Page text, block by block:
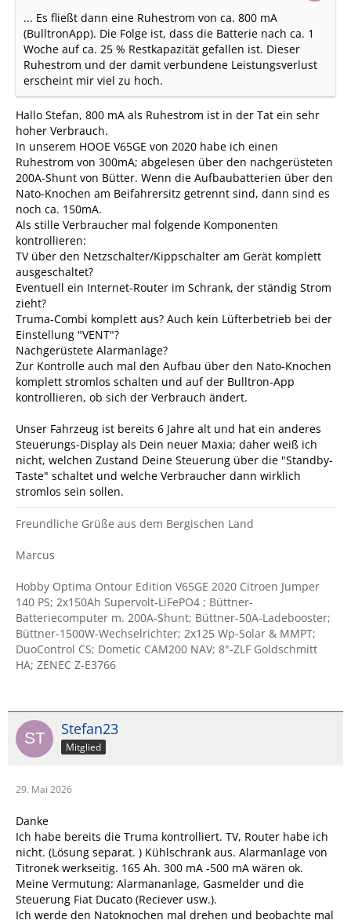
... Es fließt dann eine Ruhestrom von ca. 800 mA
(BulltronApp). Die Folge ist, dass die Batterie nach ca. 1
Woche auf ca. 25 % Restkapazität gefallen ist. Dieser
Ruhestrom und der damit verbundene Leistungsverlust
erscheint mir viel zu hoch.
Hallo Stefan, 800 mA als Ruhestrom ist in der Tat ein sehr
hoher Verbrauch.
In unserem HOOE V65GE von 2020 habe ich einen
Ruhestrom von 300mA; abgelesen über den nachgerüsteten
200A-Shunt von Bütter. Wenn die Aufbaubatterien über den
Nato-Knochen am Beifahrersitz getrennt sind, dann sind es
noch ca. 150mA.
Als stille Verbraucher mal folgende Komponenten
kontrollieren:
TV über den Netzschalter/Kippschalter am Gerät komplett
ausgeschaltet?
Eventuell ein Internet-Router im Schrank, der ständig Strom
zieht?
Truma-Combi komplett aus? Auch kein Lüfterbetrieb bei der
Einstellung "VENT"?
Nachgerüstete Alarmanlage?
Zur Kontrolle auch mal den Aufbau über den Nato-Knochen
komplett stromlos schalten und auf der Bulltron-App
kontrollieren, ob sich der Verbrauch ändert.
Unser Fahrzeug ist bereits 6 Jahre alt und hat ein anderes
Steuerungs-Display als Dein neuer Maxia; daher weiß ich
nicht, welchen Zustand Deine Steuerung über die "Standby-
Taste" schaltet und welche Verbraucher dann wirklich
stromlos sein sollen.
Freundliche Grüße aus dem Bergischen Land
Marcus
Hobby Optima Ontour Edition V65GE 2020 Citroen Jumper
140 PS; 2x150Ah Supervolt-LiFePO4 ; Büttner-
Batteriecomputer m. 200A-Shunt; Büttner-50A-Ladebooster;
Büttner-1500W-Wechselrichter; 2x125 Wp-Solar & MMPT;
DuoControl CS; Dometic CAM200 NAV; 8"-ZLF Goldschmitt
HA; ZENEC Z-E3766
Stefan23
Mitglied
29. Mai 2026
Danke
Ich habe bereits die Truma kontrolliert. TV, Router habe ich
nicht. (Lösung separat. ) Kühlschrank aus. Alarmanlage von
Titronek werkseitig. 165 Ah. 300 mA -500 mA wären ok.
Meine Vermutung: Alarmananlage, Gasmelder und die
Steuerung Fiat Ducato (Reciever usw.).
Ich werde den Natoknochen mal drehen und beobachte mal